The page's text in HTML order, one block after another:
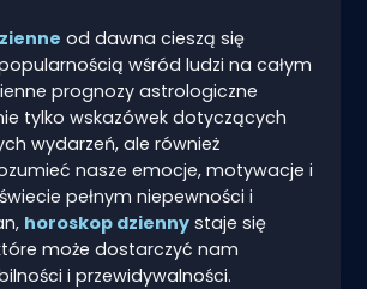
od dawna cieszą się
wśród ludzi na całym
prognozy astrologiczne
tylko wskazówek dotyczących
wydarzeń, ale również
nasze emocje, motywacje i
pełnym niepewności i
horoskop dziennystaje się
może dostarczyć nam
i przewidywalności.